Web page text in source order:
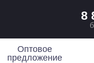
8
Оптовое
предложение